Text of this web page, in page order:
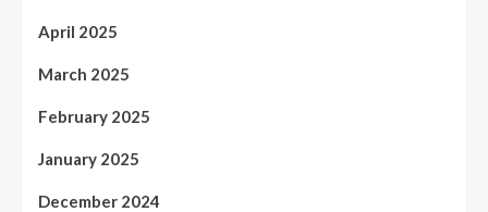
April 2025
March 2025
February 2025
January 2025
December 2024